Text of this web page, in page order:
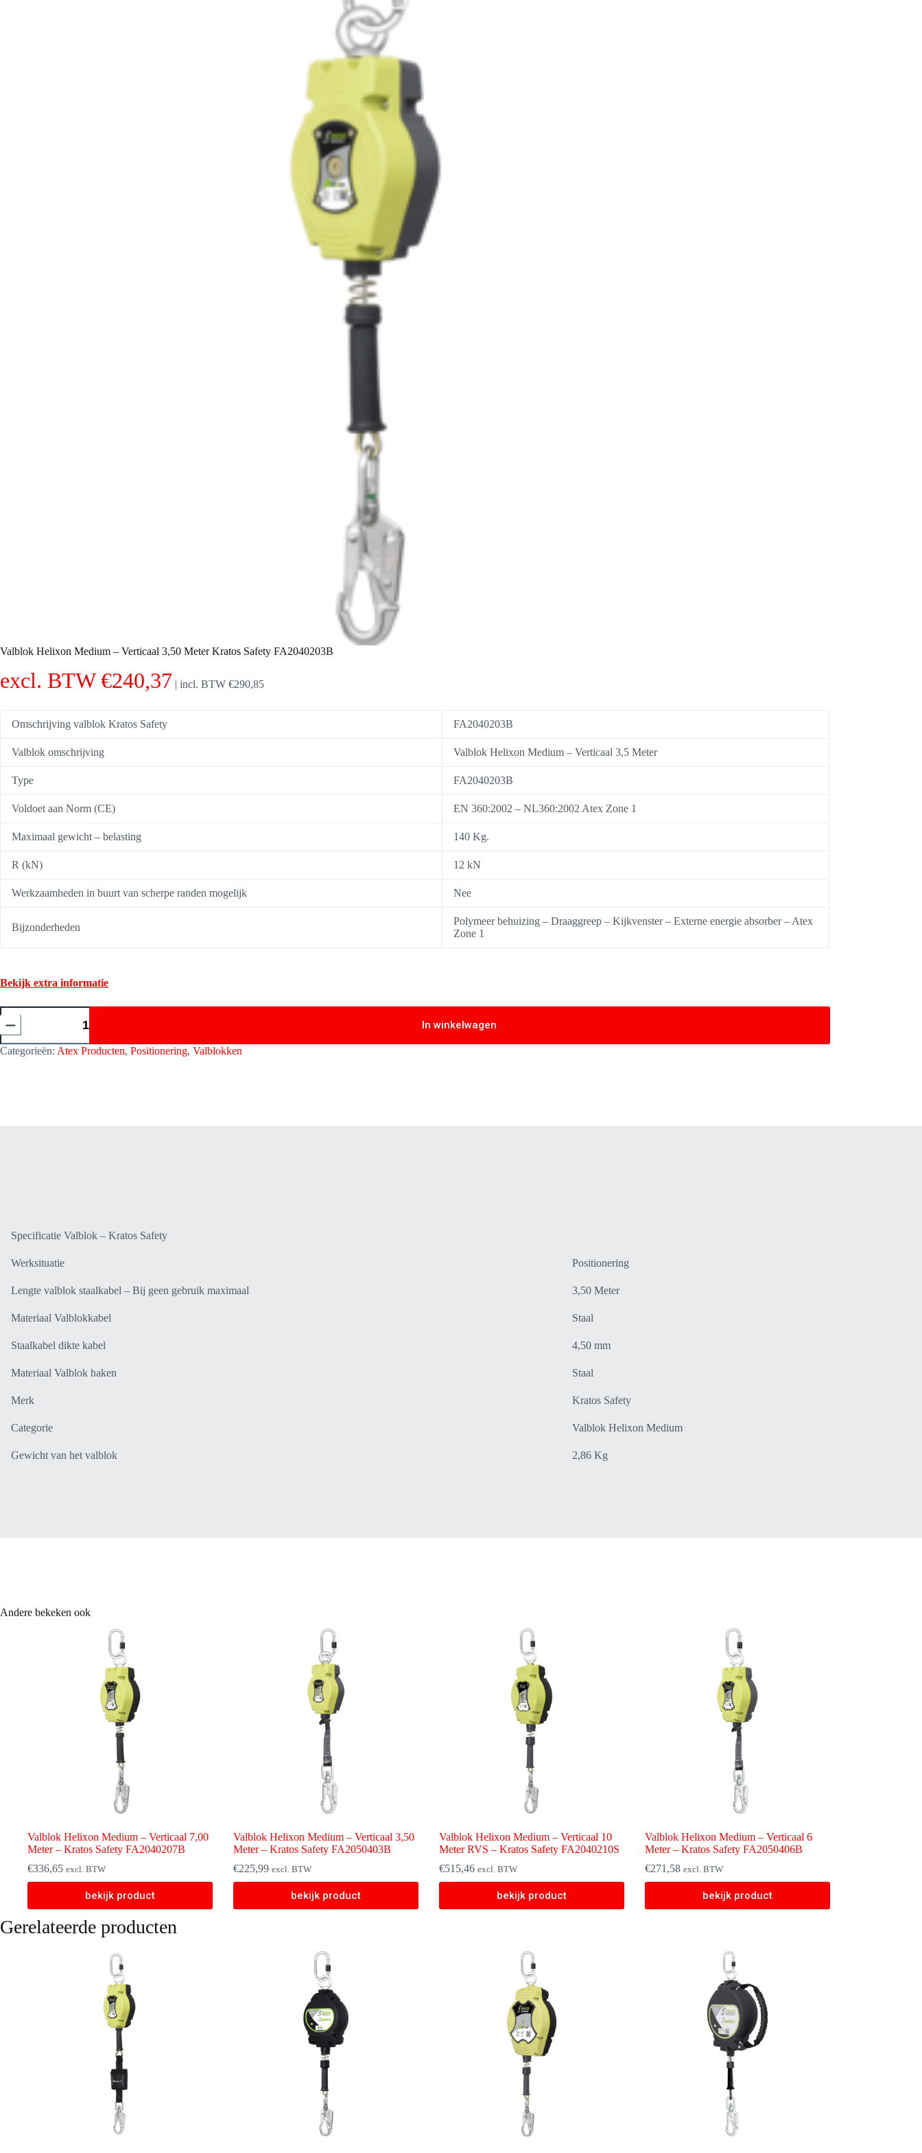
Valblok Helixon Medium – Verticaal 3,50 Meter Kratos Safety FA2040203B
excl. BTW€240,37 | incl. BTW €290,85
Omschrijving valblok Kratos Safety FA2040203B
Valblok omschrijving Valblok Helixon Medium – Verticaal 3,5 Meter
Type FA2040203B
Voldoet aan Norm (CE) EN 360:2002 – NL360:2002 Atex Zone 1
Maximaal gewicht – belasting 140 Kg.
R (kN) 12 kN
Werkzaamheden in buurt van scherpe randen mogelijk Nee
Bijzonderheden
Polymeer behuizing – Draaggreep – Kijkvenster – Externe energie absorber – Atex
Zone 1
Bekijk extra informatie
Valblok
Helixon
Medium
-
Verticaal
In winkelwagen
Categorieën: Atex Producten, Positionering, Valblokken
Specificatie Valblok – Kratos Safety
Werksituatie Positionering
Lengte valblok staalkabel – Bij geen gebruik maximaal 3,50 Meter
Materiaal Valblokkabel Staal
Staalkabel dikte kabel 4,50 mm
Materiaal Valblok haken Staal
Merk Kratos Safety
Categorie Valblok Helixon Medium
Gewicht van het valblok 2,86 Kg
Andere bekeken ook
Valblok Helixon Medium – Verticaal 7,00
Meter – Kratos Safety FA2040207B
€336,65 excl. BTW
bekijk product
Valblok Helixon Medium – Verticaal 3,50
Meter – Kratos Safety FA2050403B
€225,99 excl. BTW
bekijk product
Valblok Helixon Medium – Verticaal 10
Meter RVS – Kratos Safety FA2040210S
€515,46 excl. BTW
bekijk product
Valblok Helixon Medium – Verticaal 6
Meter – Kratos Safety FA2050406B
€271,58 excl. BTW
bekijk product
Gerelateerde producten